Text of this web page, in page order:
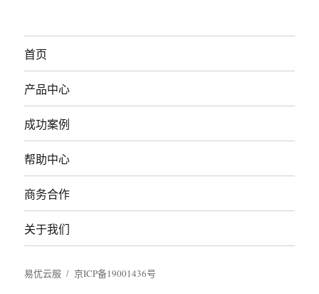
首页
产品中心
成功案例
帮助中心
商务合作
关于我们
易优云服 京ICP备19001436号